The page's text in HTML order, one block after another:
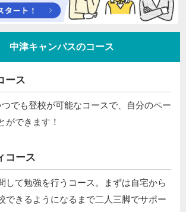
中津キャンパスのコース
ース
でも登校が可能なコースで、自分のペー
ができます！
コース
して勉強を行うコース。まずは自宅から
できるようになるまで二人三脚でサポー